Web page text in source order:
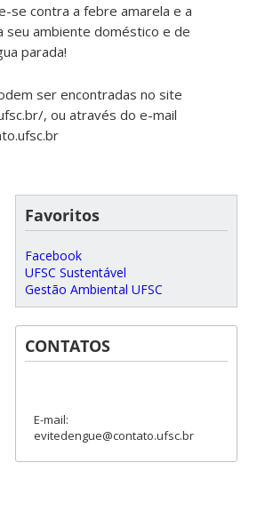
se contra a febre amarela e a
seu ambiente doméstico e de
parada!
ser encontradas no site
, ou através do e-mail
Favoritos
Facebook
UFSC Sustentável
Gestão Ambiental UFSC
CONTATOS
E-mail:
evitedengue@contato.ufsc.br